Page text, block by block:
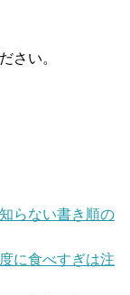
さい。
らない書き順の
に食べすぎは注